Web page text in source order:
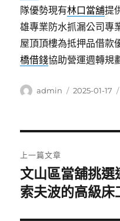
隊優勢現有林口當舖提
雄專業防水抓漏公司專
屋頂頂樓為抵押品借款
橋借錢協助營運週轉規
作
admin
發
2025-01-17
章
導
上一篇文章
上
一
文山區當舖挑
索夫波的高級床